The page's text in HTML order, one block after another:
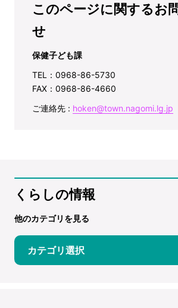
このページに関するお
せ
保健子ども課
TEL：0968-86-5730
FAX：0968-86-4660
ご連絡先 : hoken@town.nagomi.lg.jp
くらしの情報
他のカテゴリを見る
カテゴリ選択